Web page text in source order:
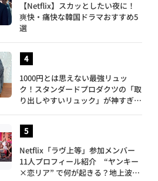
【Netflix】スカッとしたい夜に！
爽快・痛快な韓国ドラマおすすめ5
選
1000円とは思えない最強リュッ
ク！スタンダードプロダクツの「取
り出しやすいリュック」が神すぎ
Netflix「ラヴ上等」参加メンバー
11人プロフィール紹介 “ヤンキー
×恋リア” で何が起きる？地上波で